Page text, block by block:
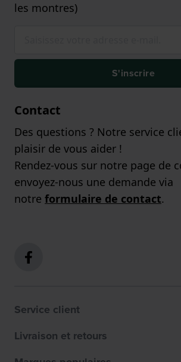
les montres)
S'inscrire
Contact
Des questions ? Notre service
plaisir de vous aider !
Rendez-vous sur notre page de
envoyez-nous une demande via
notre formulaire de contact.
Service client
Livraison et retours